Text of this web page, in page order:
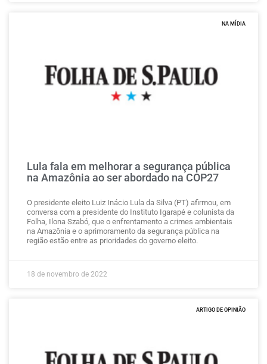
NA MÍDIA
Lula fala em melhorar a segurança pública
na Amazônia ao ser abordado na COP27
O presidente eleito Luiz Inácio Lula da Silva (PT) afirmou, em
conversa com a presidente do Instituto Igarapé e colunista da
Folha, Ilona Szabó, que o enfrentamento a crimes ambientais
na Amazônia e o aprimoramento da segurança pública na
região estão entre as prioridades do governo eleito.
18 de novembro de 2022
ARTIGO DE OPINIÃO